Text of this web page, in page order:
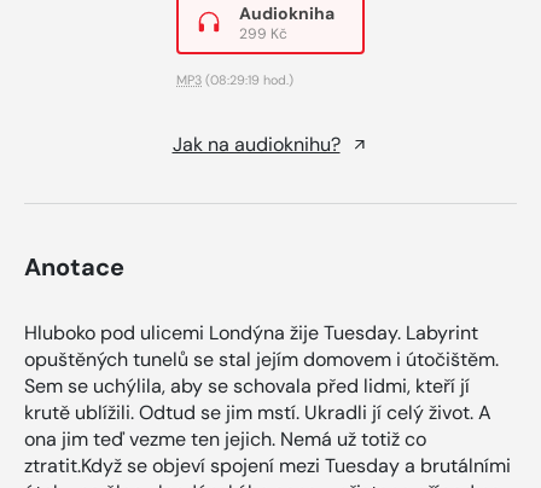
Audiokniha
299 Kč
MP3 (08:29:19 hod.)
Jak na audioknihu?
Anotace
Hluboko pod ulicemi Londýna žije Tuesday. Labyrint
opuštěných tunelů se stal jejím domovem i útočištěm.
Sem se uchýlila, aby se schovala před lidmi, kteří jí
krutě ublížili. Odtud se jim mstí. Ukradli jí celý život. A
ona jim teď vezme ten jejich. Nemá už totiž co
ztratit.Když se objeví spojení mezi Tuesday a brutálními